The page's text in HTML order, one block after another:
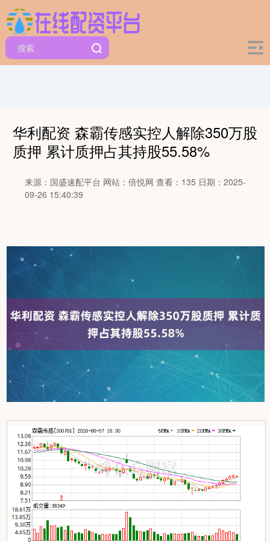
华利配资 森霸传感实控人解除350万股
质押 累计质押占其持股55.58%
来源：国盛速配平台 网站：倍悦网 查看：135 日期：2025-
09-26 15:40:39